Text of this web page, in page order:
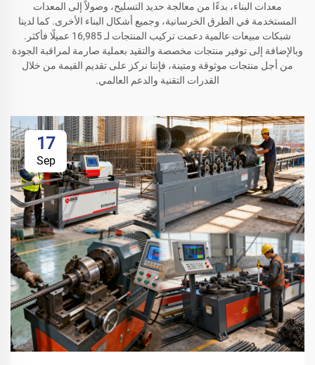
معدات البناء، بدءًا من معالجة حديد التسليح، وصولاً إلى المعدات
المستخدمة في الطرق الخرسانية، وجميع أشكال البناء الأخرى. كما لدينا
شبكات مبيعات عالمية دعمت تركيب المنتجات لـ 16,985 عميلًا فأكثر.
وبالإضافة إلى توفير منتجات مخصصة والتقيد بعملية صارمة لمراقبة الجودة
من أجل منتجات موثوقة ومتينة، فإننا نركز على تقديم القيمة من خلال
القدرات التقنية والدعم العالمي.
17
Sep